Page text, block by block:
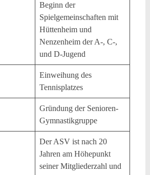
Beginn der
Spielgemeinschaften mit
Hüttenheim und
Nenzenheim der A-, C-,
und D-Jugend
Einweihung des
Tennisplatzes
Gründung der Senioren-
Gymnastikgruppe
Der ASV ist nach 20
Jahren am Höhepunkt
seiner Mitgliederzahl und